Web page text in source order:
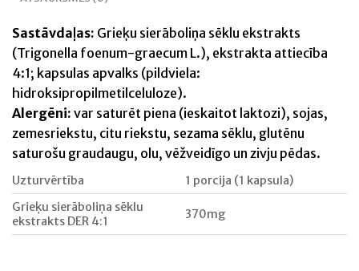
Sastāvdaļas: Grieķu sierāboliņa sēklu ekstrakts
(Trigonella foenum-graecum L.), ekstrakta attiecība
4:1; kapsulas apvalks (pildviela:
hidroksipropilmetilceluloze).
Alergēni: var saturēt piena (ieskaitot laktozi), sojas,
zemesriekstu, citu riekstu, sezama sēklu, glutēnu
saturošu graudaugu, olu, vēžveidīgo un zivju pēdas.
Uzturvērtība
1 porcija (1 kapsula)
Grieķu sierāboliņa sēklu
ekstrakts DER 4:1
370mg